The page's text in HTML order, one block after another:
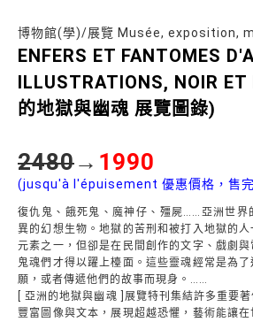
博物館(學)/展覽 Musée, exposition,
ENFERS ET FANTOMES
ILLUSTRATIONS, NOIR ET
的地獄與幽魂 展覽圖錄)
2480→ 1990
(jusqu'à l'épuisement 優惠價格，售
復仇鬼、餓死鬼、魔神仔、殭屍……亞洲世界
異的幻想生物。地獄的苦刑和被打入地獄的
元素之一，但卻是在民間創作的文字、戲劇
鬼魂們才得以躍上檯面。這些靈魂經常是為
願，或者傳遞他們的故事而現身。……
[ 亞洲的地獄與幽魂 ]展覽特刊集結許多重要
豐富圖像與文本，展現超越恐懼，藝術能讓